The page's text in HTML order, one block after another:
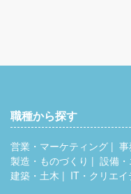
職種から探す
営業・マーケティング
製造・ものづくり
設備
建築・土木
IT・クリエ